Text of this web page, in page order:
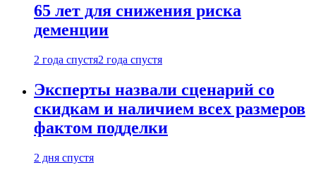
65 лет для снижения риска
деменции
2 года спустя2 года спустя
Эксперты назвали сценарий со
скидкам и наличием всех размеров
фактом подделки
2 дня спустя